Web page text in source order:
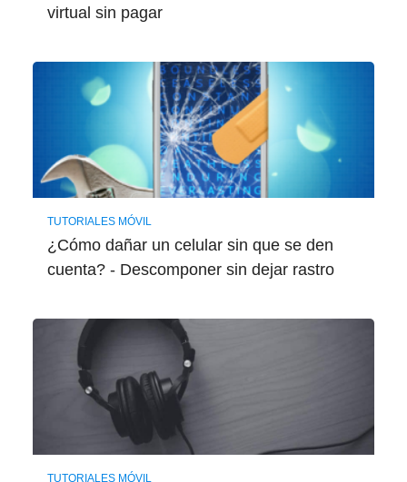
virtual sin pagar
TUTORIALES MÓVIL
¿Cómo dañar un celular sin que se den
cuenta? - Descomponer sin dejar rastro
TUTORIALES MÓVIL